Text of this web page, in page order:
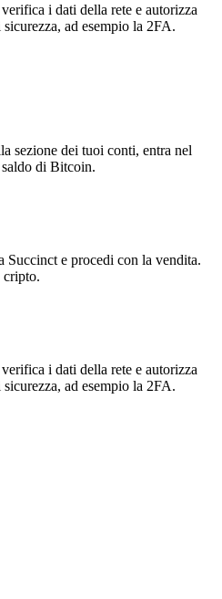
i dati della rete e autorizza
ad esempio la 2FA.
sezione dei tuoi conti, entra nel
di Bitcoin.
Succinct e procedi con la vendita.
cripto.
i dati della rete e autorizza
ad esempio la 2FA.